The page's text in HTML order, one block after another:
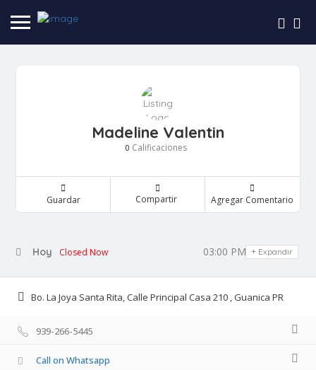
Madeline Valentin
0 Calificaciones
Guardar Compartir Agregar Comentario
Hoy Closed Now 03:00 PM - 10:00 PM
Expandir
Bo. La Joya Santa Rita, Calle Principal Casa 210 , Guanica PR
939-266-5445
Call on Whatsapp